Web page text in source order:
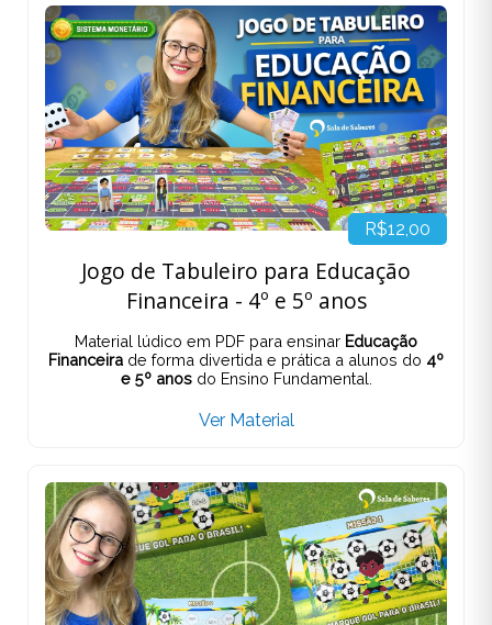
R$12,00
Jogo de Tabuleiro para Educação
Financeira - 4º e 5º anos
Material lúdico em PDF para ensinar Educação
Financeira de forma divertida e prática a alunos do 4º
e 5º anosdo Ensino Fundamental.
Ver Material